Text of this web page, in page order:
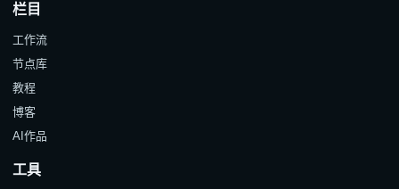
栏目
工作流
节点库
教程
博客
AI作品
工具